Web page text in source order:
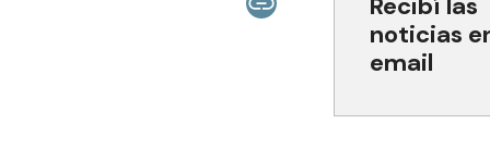
noticias
email